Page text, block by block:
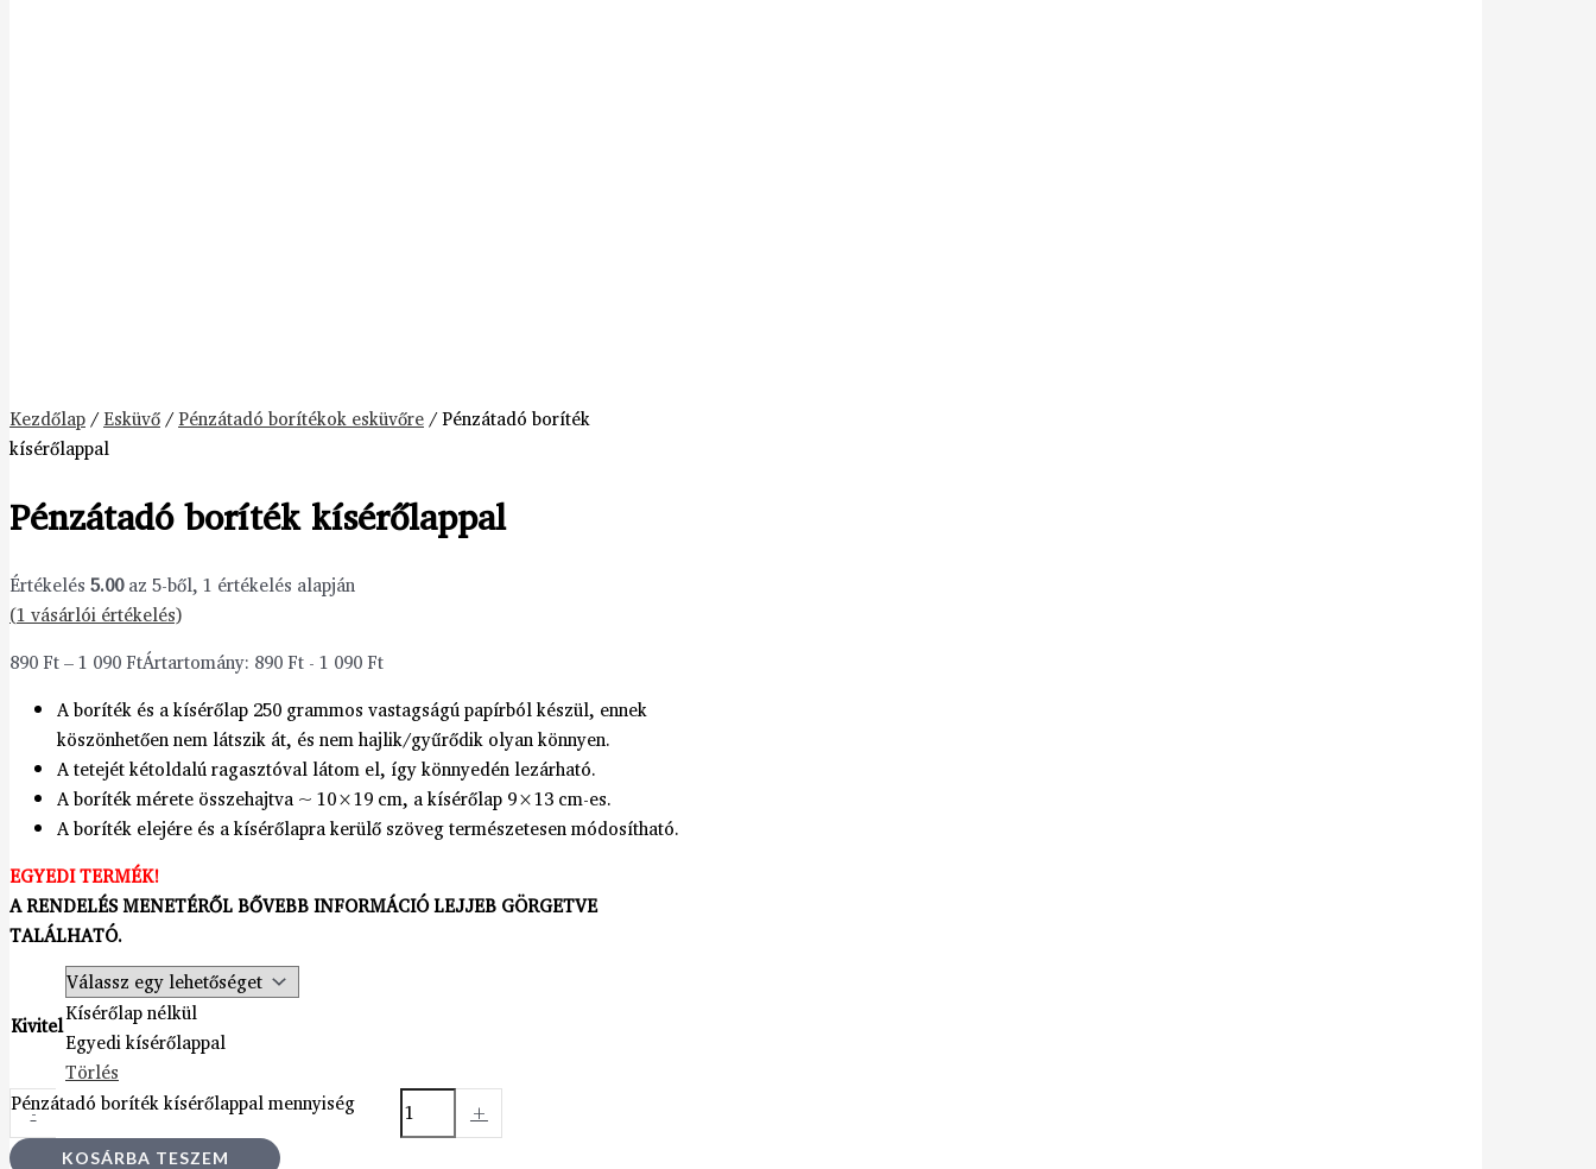
Kezdőlap/Esküvő/Pénzátadó borítékok esküvőre/ Pénzátadó boríték
kísérőlappal
Pénzátadó boríték kísérőlappal
Értékelés 5.00az 5-ből, 1 értékelés alapján
(1 vásárlói értékelés)
890Ft–1 090FtÁrtartomány: 890 Ft - 1 090 Ft
A boríték és a kísérőlap 250 grammos vastagságú papírból készül, ennek
köszönhetően nem látszik át, és nem hajlik/gyűrődik olyan könnyen.
A tetejét kétoldalú ragasztóval látom el, így könnyedén lezárható.
A boríték mérete összehajtva ~ 10×19 cm, a kísérőlap 9×13 cm-es.
A boríték elejére és a kísérőlapra kerülő szöveg természetesen módosítható.
EGYEDI TERMÉK!
A RENDELÉS MENETÉRŐL BŐVEBB INFORMÁCIÓ LEJJEB GÖRGETVE
TALÁLHATÓ.
KivitelKísérőlap nélkül
Egyedi kísérőlappal
Törlés
-
Pénzátadó boríték kísérőlappal mennyiség +
KOSÁRBA TESZEM